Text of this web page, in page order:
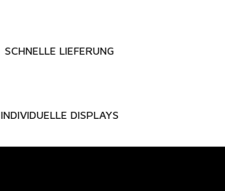
SCHNELLE LIEFERUNG
INDIVIDUELLE DISPLAYS